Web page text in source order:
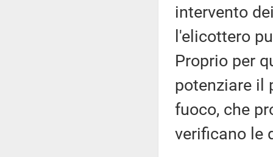
intervento
l'elicottero
Proprio per
potenziare il
fuoco, che
verificano le